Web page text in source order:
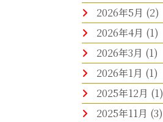
2026年5月 (2)
2026年4月 (1)
2026年3月 (1)
2026年1月 (1)
2025年12月 (1)
2025年11月 (3)